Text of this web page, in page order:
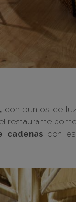
con puntos de
restaurante
cadenas con